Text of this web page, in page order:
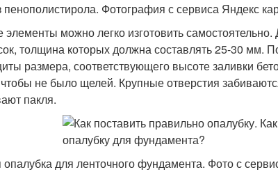
Фотография с сервиса Яндекс
можно легко изготовить самостоятельно.
толщина которых должна составлять 25-30 мм.
размера, соответствующего высоте заливки
чтобы не было щелей. Крупные отверстия
пакля.
для ленточного фундамента. Фото с